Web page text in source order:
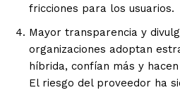
fricciones para los usuarios.
Mayor transparencia y
organizaciones adoptan
híbrida, confían más y
El riesgo del proveedor ha